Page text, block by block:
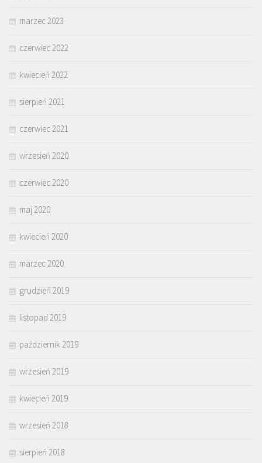
marzec 2023
czerwiec 2022
kwiecień 2022
sierpień 2021
czerwiec 2021
wrzesień 2020
czerwiec 2020
maj 2020
kwiecień 2020
marzec 2020
grudzień 2019
listopad 2019
październik 2019
wrzesień 2019
kwiecień 2019
wrzesień 2018
sierpień 2018